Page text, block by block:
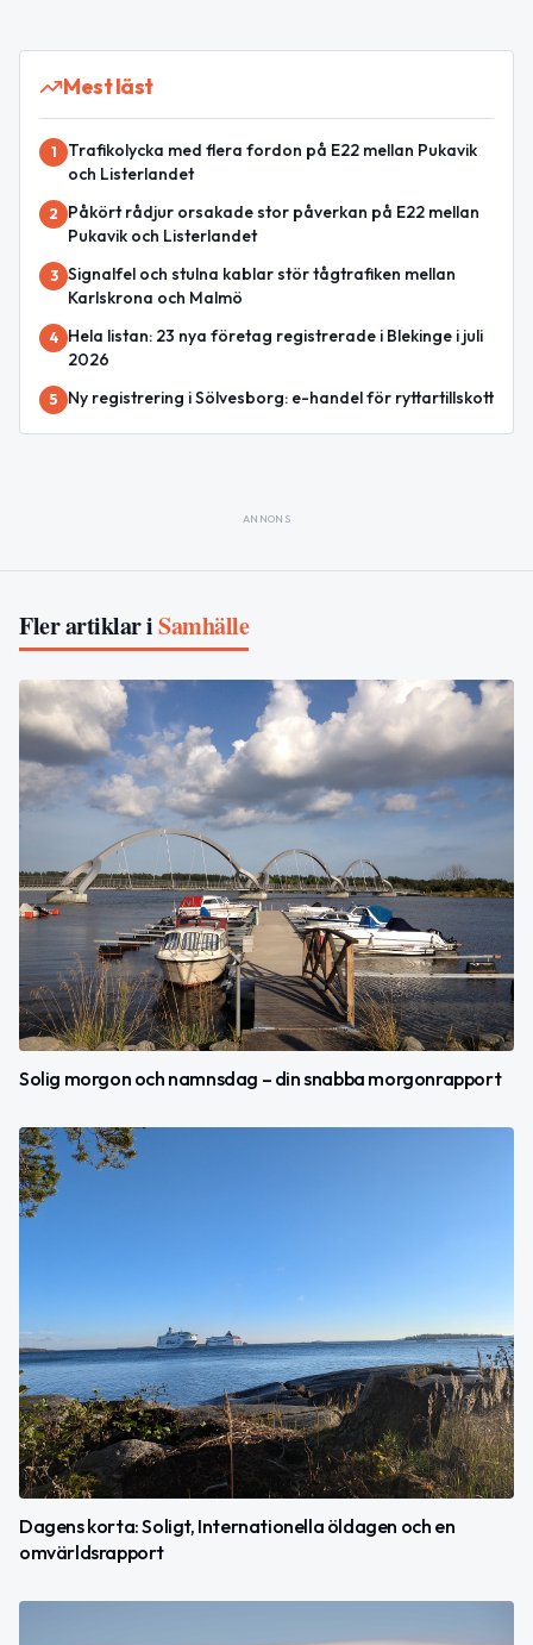
Mest läst
1
Trafikolycka med flera fordon på E22 mellan Pukavik
och Listerlandet
2
Påkört rådjur orsakade stor påverkan på E22 mellan
Pukavik och Listerlandet
3 Signalfel och stulna kablar stör tågtrafiken mellan
Karlskrona och Malmö
4
Hela listan: 23 nya företag registrerade i Blekinge i juli
2026
5 Ny registrering i Sölvesborg: e-handel för ryttartillskott
ANNONS
Fler artiklar iSamhälle
Solig morgon och namnsdag – din snabba morgonrapport
Dagens korta: Soligt, Internationella öldagen och en
omvärldsrapport